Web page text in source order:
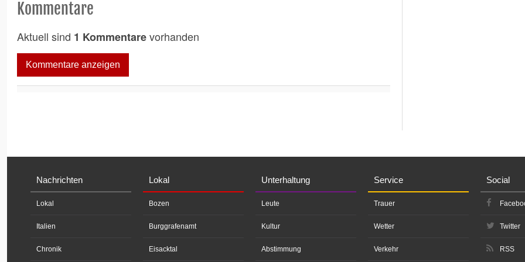
Kommentare
Aktuell sind 1 Kommentarevorhanden
Kommentare anzeigen
Nachrichten
Lokal
Italien
Chronik
Lokal
Bozen
Burggrafenamt
Eisacktal
Unterhaltung
Leute
Kultur
Abstimmung
Service
Trauer
Wetter
Verkehr
Social
Twitter
RSS